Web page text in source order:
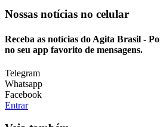
Nossas notícias no celular
Receba as notícias do Agita Brasil -
no seu app favorito de mensagens.
Telegram
Whatsapp
Facebook
Entrar